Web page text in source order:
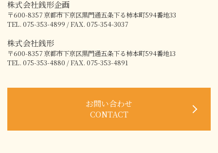
株式会社銭形企画
〒600-8357京都市下京区黒門通五条下る柿本町594番地33
TEL. 075-353-4899 / FAX. 075-354-3037
株式会社銭形
〒600-8357京都市下京区黒門通五条下る柿本町594番地13
TEL. 075-353-4880 / FAX. 075-353-4891
お問い合わせ
CONTACT